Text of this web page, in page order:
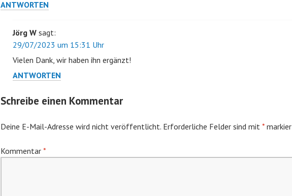
ANTWORTEN
Jörg W sagt:
29/07/2023 um 15:31 Uhr
Vielen Dank, wir haben ihn ergänzt!
ANTWORTEN
Schreibe einen Kommentar
Deine E-Mail-Adresse wird nicht veröffentlicht. Erforderliche Felder sind mit *
Kommentar *